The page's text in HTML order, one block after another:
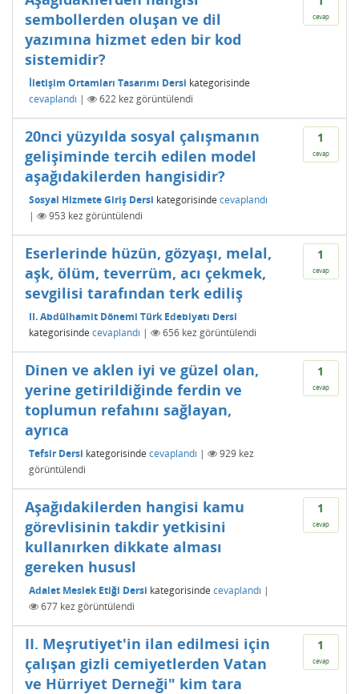
cevap
sembollerden oluşan ve dil
yazımına hizmet eden bir kod
sistemidir?
İletişim Ortamları Tasarımı Dersi kategorisinde
cevaplandı | 622 kez görüntülendi
1
cevap
20nci yüzyılda sosyal çalışmanın
gelişiminde tercih edilen model
aşağıdakilerden hangisidir?
Sosyal Hizmete Giriş Dersi kategorisinde cevaplandı
|
953 kez görüntülendi
1
cevap
Eserlerinde hüzün, gözyaşı, melal,
aşk, ölüm, teverrüm, acı çekmek,
sevgilisi tarafından terk ediliş
II. Abdülhamit Dönemi Türk Edebiyatı Dersi
kategorisinde cevaplandı | 656 kez görüntülendi
1
cevap
Dinen ve aklen iyi ve güzel olan,
yerine getirildiğinde ferdin ve
toplumun refahını sağlayan,
ayrıca
Tefsir Dersi kategorisinde cevaplandı | 929 kez
görüntülendi
1
cevap
Aşağıdakilerden hangisi kamu
görevlisinin takdir yetkisini
kullanırken dikkate alması
gereken hususl
Adalet Meslek Etiği Dersi kategorisinde cevaplandı |
677 kez görüntülendi
1
cevap
II. Meşrutiyet'in ilan edilmesi için
çalışan gizli cemiyetlerden Vatan
ve Hürriyet Derneği" kim tara